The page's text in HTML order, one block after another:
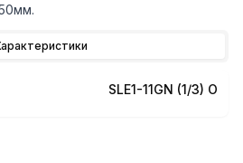
SLE1-11GN (1/3) O